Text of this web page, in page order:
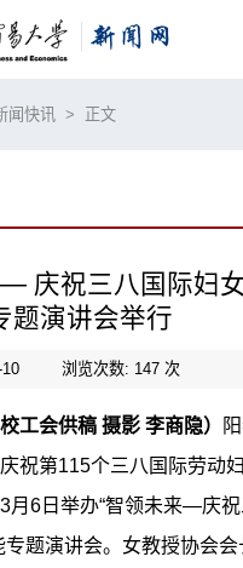
闻快讯 > 正文
— 庆祝三八国际妇
题演讲会举行
浏览次数: 147次
工会供稿 摄影 李商隐）
祝第115个三八国际劳动妇
月6日举办“智领未来—庆祝
专题演讲会。女教授协会